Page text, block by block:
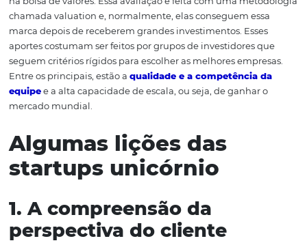
Uma breve descrição
startups unicórnio
As startups unicórnio são aquelas avaliadas em mais de
bilhão antes mesmo de abrirem seu capital para
chamada valuation e, normalmente, elas conseguem
marca depois de receberem grandes investimentos.
aportes costumam ser feitos por grupos de investidores
Entre os principais, estão aqualidade e a competência
equipee a alta capacidade de escala, ou seja, de